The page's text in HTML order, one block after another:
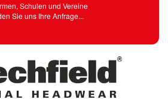
Schulen und Vereine
Sie uns Ihre Anfrage...